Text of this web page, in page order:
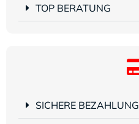
TOP BERATUNG
SICHERE BEZAHLUNG